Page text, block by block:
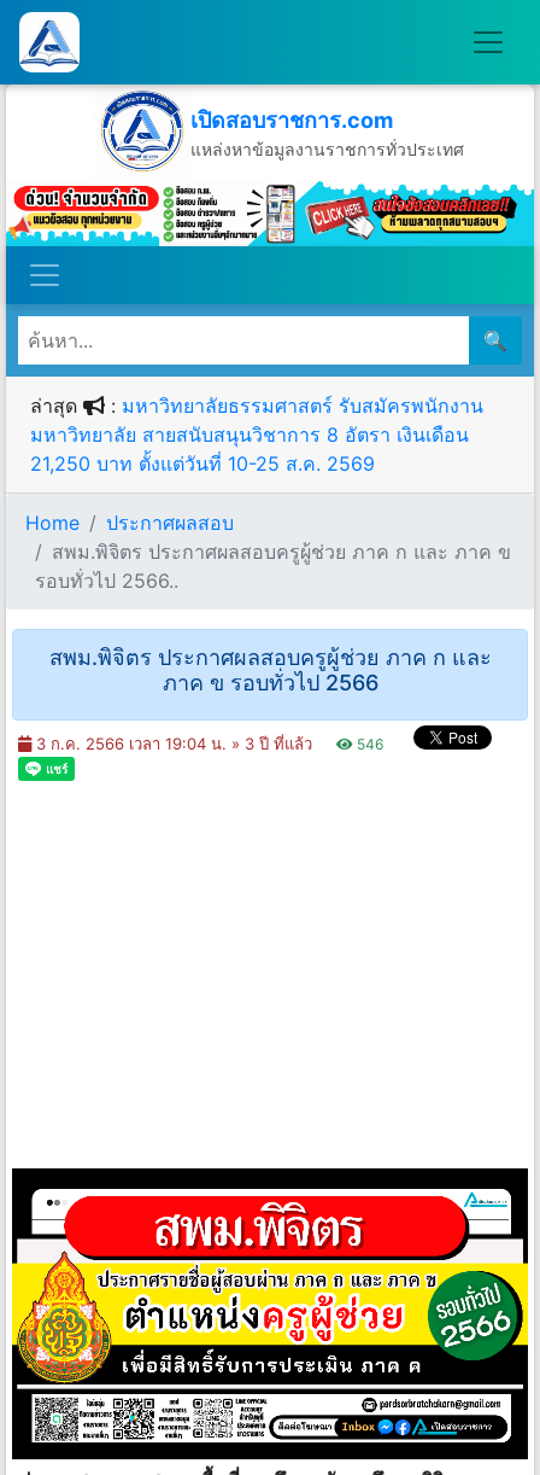
เปิดสอบราชการ.com
แหล่งหาข้อมูลงานราชการทั่วประเทศ
วันศุกร์ที่ 7 เดือนสิงหาคม พ.ศ.2569
🔍
ล่าสุด : มหาวิทยาลัยธรรมศาสตร์ รับสมัครพนักงาน
มหาวิทยาลัย สายสนับสนุนวิชาการ 8 อัตรา เงินเดือน
21,250 บาท ตั้งแต่วันที่ 10-25 ส.ค. 2569
Home
ประกาศผลสอบ
สพม.พิจิตร ประกาศผลสอบครูผู้ช่วย ภาค ก และ ภาค ข
รอบทั่วไป 2566..
สพม.พิจิตร ประกาศผลสอบครูผู้ช่วย ภาค ก และ
ภาค ข รอบทั่วไป 2566
3 ก.ค. 2566 เวลา 19:04 น. » 3 ปี ที่แล้ว 546